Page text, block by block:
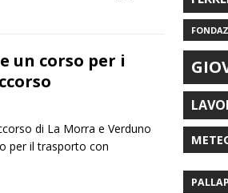
un corso per i
di La Morra e Verduno
per il trasporto con